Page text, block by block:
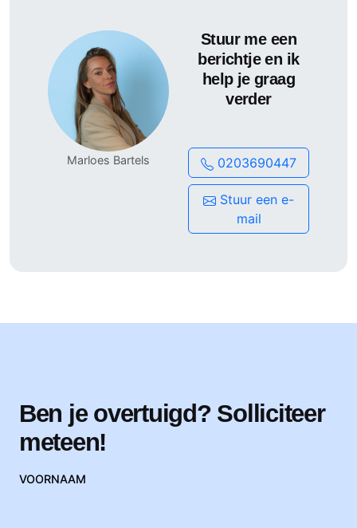
Marloes Bartels
Stuur me een
berichtje en ik
help je graag
verder
0203690447
Stuur een e-
mail
Ben je overtuigd? Solliciteer
meteen!
VOORNAAM